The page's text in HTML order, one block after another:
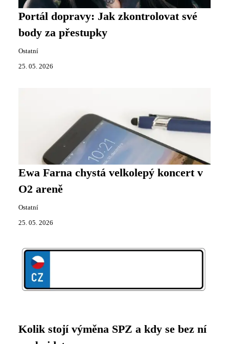
Portál dopravy: Jak zkontrolovat své
body za přestupky
Ostatní
25. 05. 2026
Ewa Farna chystá velkolepý koncert v
O2 areně
Ostatní
25. 05. 2026
Kolik stojí výměna SPZ a kdy se bez ní